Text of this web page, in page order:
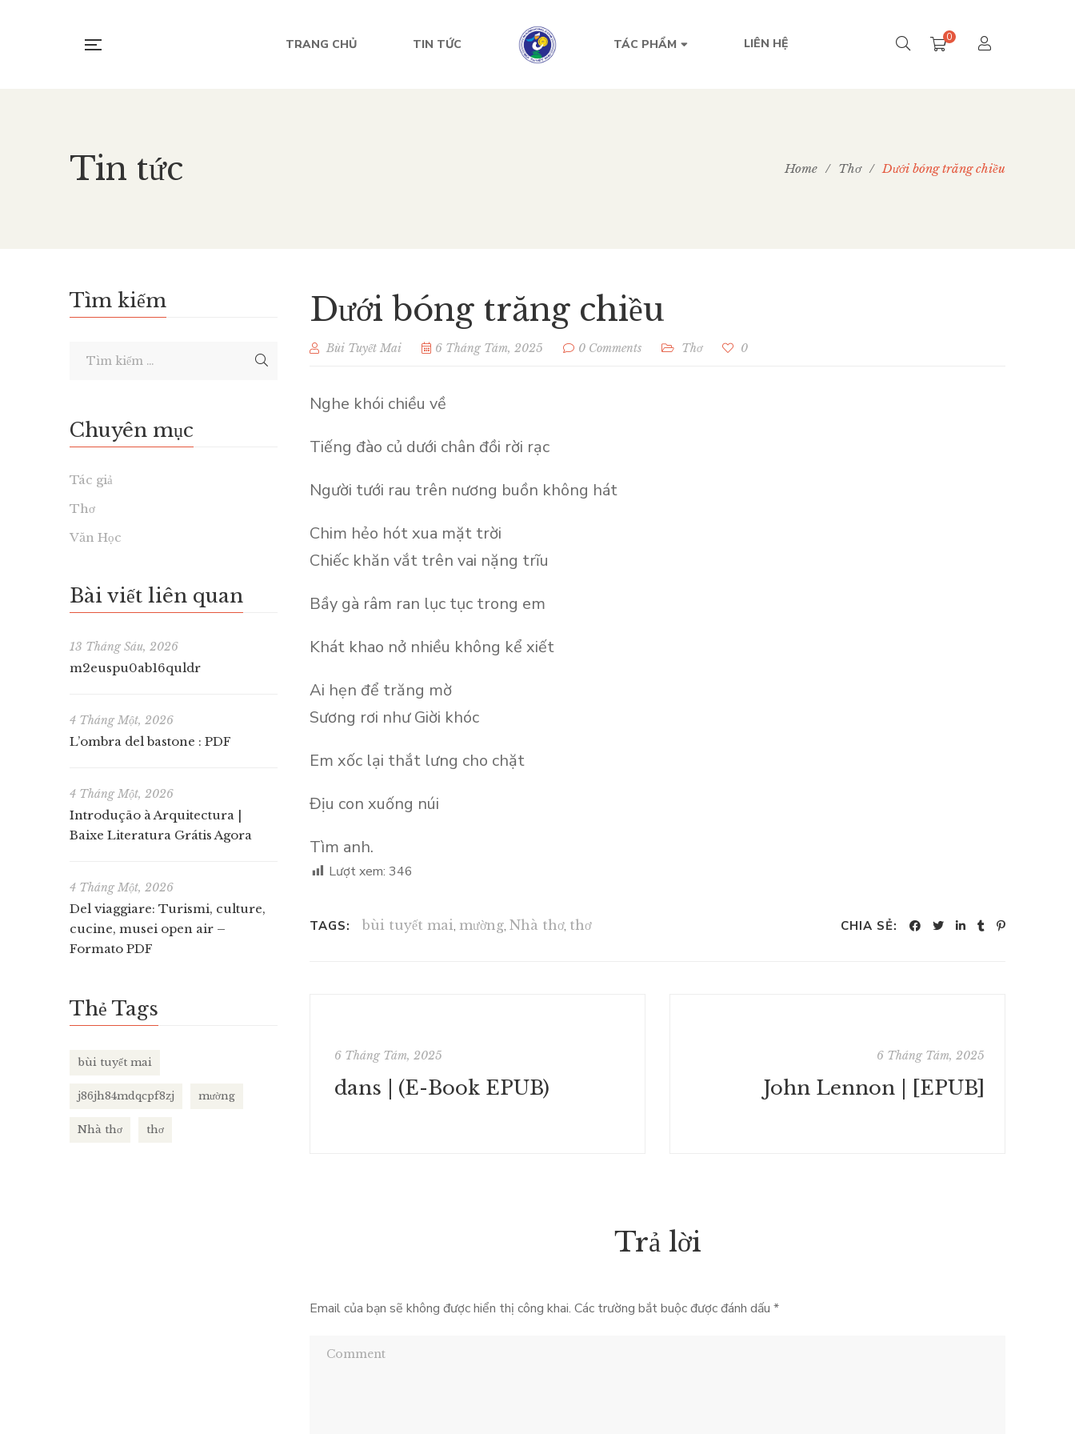
TRANG CHỦ TIN TỨC TÁC PHẨM LIÊN HỆ 0
Tin tức Home / Thơ / Dưới bóng trăng chiều
Dưới bóng trăng chiều
Bùi Tuyết Mai 6 Tháng Tám, 2025 0 Comments Thơ 0
Nghe khói chiều về
Tiếng đào củ dưới chân đồi rời rạc
Người tưới rau trên nương buồn không hát
Chim hẻo hót xua mặt trời
Chiếc khăn vắt trên vai nặng trĩu
Bầy gà râm ran lục tục trong em
Khát khao nở nhiều không kể xiết
Ai hẹn để trăng mờ
Sương rơi như Giời khóc
Em xốc lại thắt lưng cho chặt
Địu con xuống núi
Tìm anh.
Lượt xem: 346
TAGS: bùi tuyết mai, mường, Nhà thơ, thơ CHIA SẺ:
6 Tháng Tám, 2025
dans | (E-Book EPUB)
6 Tháng Tám, 2025
John Lennon | [EPUB]
Trả lời
Email của bạn sẽ không được hiển thị công khai. Các trường bắt buộc được đánh dấu *
Tìm kiếm
Chuyên mục
Tác giả
Thơ
Văn Học
Bài viết liên quan
13 Tháng Sáu, 2026
m2euspu0ab16quldr
4 Tháng Một, 2026
L’ombra del bastone : PDF
4 Tháng Một, 2026
Introdução à Arquitectura |
Baixe Literatura Grátis Agora
4 Tháng Một, 2026
Del viaggiare: Turismi, culture,
cucine, musei open air –
Formato PDF
Thẻ Tags
bùi tuyết mai
j86jh84mdqcpf8zj mường
Nhà thơ thơ